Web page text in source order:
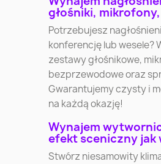
głośniki,
Potrzebujesz
konferencję lub wesele?
zestawy głośnikowe,
bezprzewodowe oraz
Gwarantujemy czysty i
na każdą okazję!
Wynajem
efekt sceniczny jak
Stwórz niesamowity